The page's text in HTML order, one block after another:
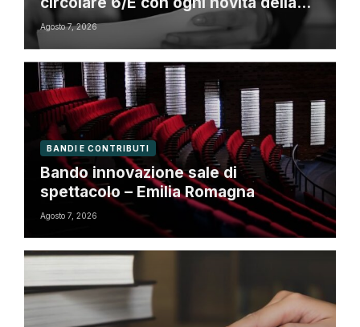
riforma fiscale
Agosto 7, 2026
BANDI E CONTRIBUTI
Bando innovazione sale di
spettacolo – Emilia Romagna
Agosto 7, 2026